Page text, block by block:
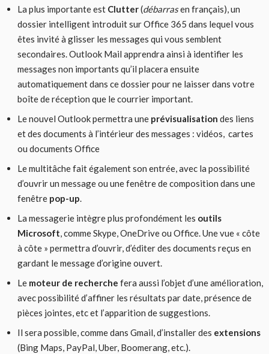
La plus importante est Clutter(débarrasen français), un
dossier intelligent introduit sur Office 365 dans lequel vous
êtes invité à glisser les messages qui vous semblent
secondaires. Outlook Mail apprendra ainsi à identifier les
messages non importants qu’il placera ensuite
automatiquement dans ce dossier pour ne laisser dans votre
boîte de réception que le courrier important.
Le nouvel Outlook permettra une prévisualisation des liens
et des documents à l’intérieur des messages : vidéos, cartes
ou documents Office
Le multitâche fait également son entrée, avec la possibilité
d’ouvrir un message ou une fenêtre de composition dans une
fenêtre pop-up.
La messagerie intègre plus profondément les outils
Microsoft, comme Skype, OneDrive ou Office. Une vue « côte
à côte » permettra d’ouvrir, d’éditer des documents reçus en
gardant le message d’origine ouvert.
Le moteur de recherche fera aussi l’objet d’une amélioration,
avec possibilité d’affiner les résultats par date, présence de
pièces jointes, etc et l’apparition de suggestions.
Il sera possible, comme dans Gmail, d’installer des extensions
(Bing Maps, PayPal, Uber, Boomerang, etc.).